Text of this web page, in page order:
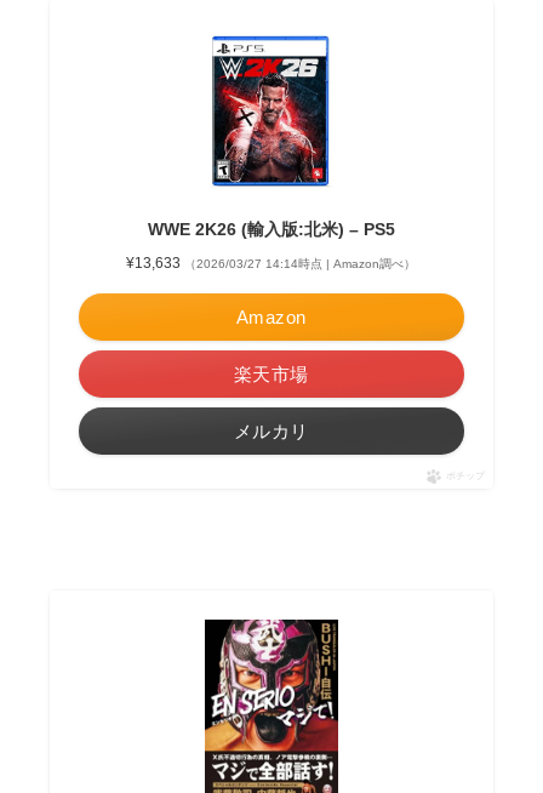
WWE 2K26 (輸入版:北米) – PS5
¥13,633 （2026/03/27 14:14時点 | Amazon調べ）
Amazon
楽天市場
メルカリ
ポチップ